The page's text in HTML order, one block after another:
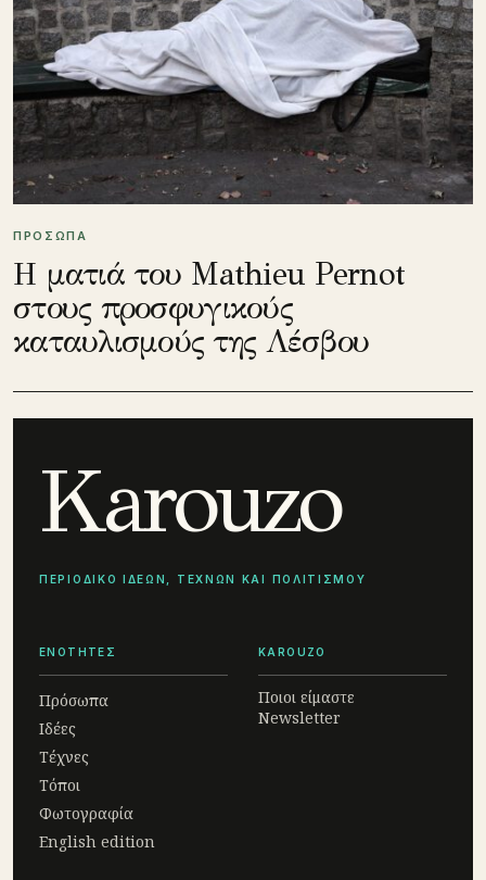
ΠΡΟΣΩΠΑ
Η ματιά του Mathieu Pernot
στους προσφυγικούς
καταυλισμούς της Λέσβου
Karouzo
ΠΕΡΙΟΔΙΚΟ ΙΔΕΩΝ, ΤΕΧΝΩΝ ΚΑΙ ΠΟΛΙΤΙΣΜΟΥ
ΕΝΟΤΗΤΕΣ
Πρόσωπα
Ιδέες
Τέχνες
Τόποι
Φωτογραφία
English edition
KAROUZO
Ποιοι είμαστε
Newsletter